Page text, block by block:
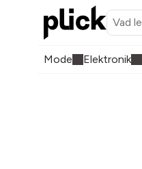
Mode Elektronik